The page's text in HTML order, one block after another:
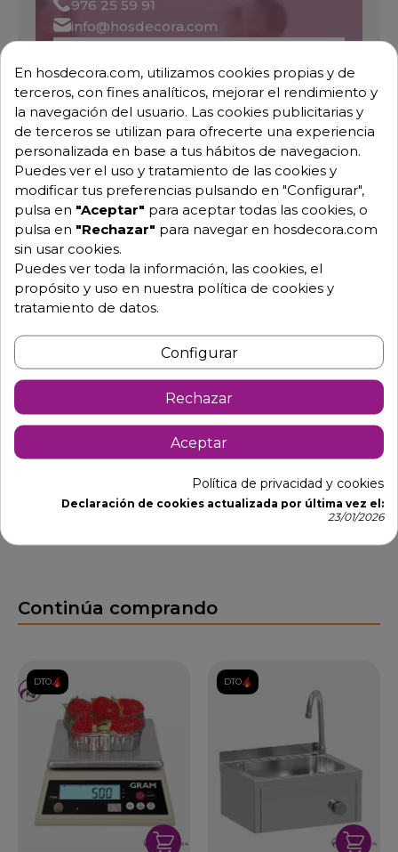
976 25 59 91
info@hosdecora.com
Pide tu presupuesto
Descripción Detalles de producto
Grifo industrial de pared 463230
Grifo profesional con el pomo aislante para colocar
en la pared de la cocina industrial 06-433230 de una
agua y con el caño por la parte inferior
Continúa comprando
DTO. DTO.
En hosdecora.com, utilizamos cookies propias y de
terceros, con fines analíticos, mejorar el rendimiento y
la navegación del usuario. Las cookies publicitarias y
de terceros se utilizan para ofrecerte una experiencia
personalizada en base a tus hábitos de navegacion.
Puedes ver el uso y tratamiento de las cookies y
modificar tus preferencias pulsando en "Configurar",
pulsa en "Aceptar" para aceptar todas las cookies, o
pulsa en "Rechazar" para navegar en hosdecora.com
sin usar cookies.
Puedes ver toda la información, las cookies, el
propósito y uso en nuestra política de cookies y
tratamiento de datos.
Configurar
Rechazar
Aceptar
Política de privacidad y cookies
Declaración de cookies actualizada por última vez el:
23/01/2026